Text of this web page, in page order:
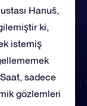
Hanuš,
ki,
istemiş
Saat, sadece
gözlemleri